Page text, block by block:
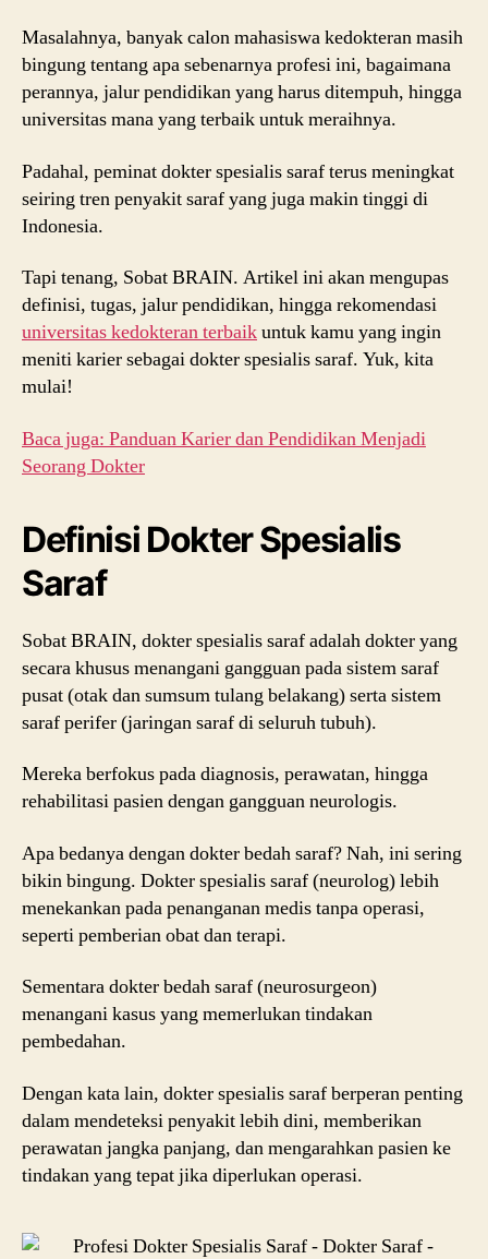
Masalahnya, banyak calon mahasiswa kedokteran masih
bingung tentang apa sebenarnya profesi ini, bagaimana
perannya, jalur pendidikan yang harus ditempuh, hingga
universitas mana yang terbaik untuk meraihnya.
Padahal, peminat dokter spesialis saraf terus meningkat
seiring tren penyakit saraf yang juga makin tinggi di
Indonesia.
Tapi tenang, Sobat BRAIN. Artikel ini akan mengupas
definisi, tugas, jalur pendidikan, hingga rekomendasi
universitas kedokteran terbaikuntuk kamu yang ingin
meniti karier sebagai dokter spesialis saraf. Yuk, kita
mulai!
Baca juga: Panduan Karier dan Pendidikan Menjadi
Seorang Dokter
Definisi Dokter Spesialis
Saraf
Sobat BRAIN, dokter spesialis saraf adalah dokter yang
secara khusus menangani gangguan pada sistem saraf
pusat (otak dan sumsum tulang belakang) serta sistem
saraf perifer (jaringan saraf di seluruh tubuh).
Mereka berfokus pada diagnosis, perawatan, hingga
rehabilitasi pasien dengan gangguan neurologis.
Apa bedanya dengan dokter bedah saraf? Nah, ini sering
bikin bingung. Dokter spesialis saraf (neurolog) lebih
menekankan pada penanganan medis tanpa operasi,
seperti pemberian obat dan terapi.
Sementara dokter bedah saraf (neurosurgeon)
menangani kasus yang memerlukan tindakan
pembedahan.
Dengan kata lain, dokter spesialis saraf berperan penting
dalam mendeteksi penyakit lebih dini, memberikan
perawatan jangka panjang, dan mengarahkan pasien ke
tindakan yang tepat jika diperlukan operasi.